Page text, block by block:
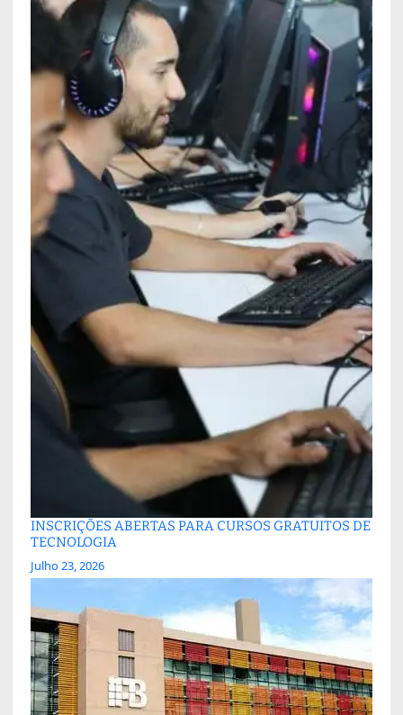
INSCRIÇÕES ABERTAS PARA CURSOS GRATUITOS DE
TECNOLOGIA
Julho 23, 2026